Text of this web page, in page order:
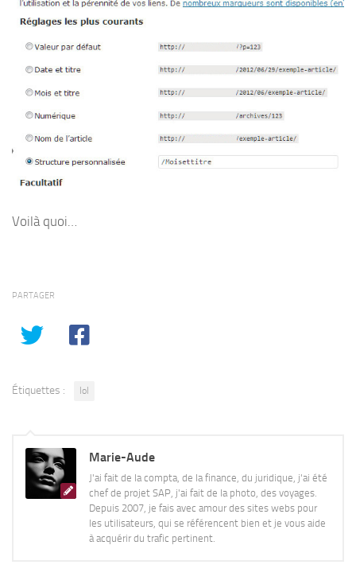
Voilà quoi…
PARTAGER
Étiquettes : lol
Marie-Aude
J'ai fait de la compta, de la finance, du juridique, j'ai été
chef de projet SAP, j'ai fait de la photo, des voyages.
Depuis 2007, je fais avec amour des sites webs pour
les utilisateurs, qui se référencent bien et je vous aide
à acquérir du trafic pertinent.